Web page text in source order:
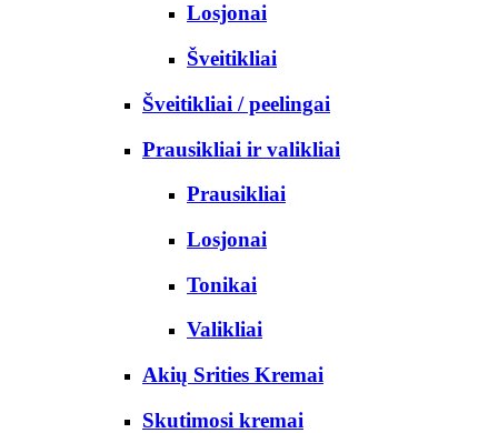
Losjonai
Šveitikliai
Šveitikliai / peelingai
Prausikliai ir valikliai
Prausikliai
Losjonai
Tonikai
Valikliai
Akių Srities Kremai
Skutimosi kremai